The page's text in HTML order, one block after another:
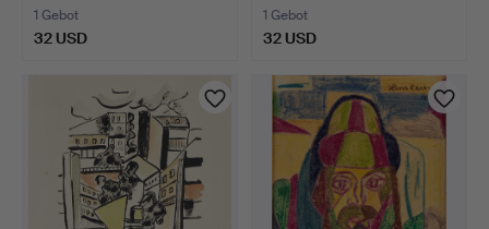
1 Gebot
32 USD
1 Gebot
32 USD